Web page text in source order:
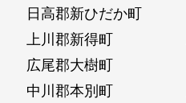
日高郡新ひだか町
上川郡新得町
広尾郡大樹町
中川郡本別町